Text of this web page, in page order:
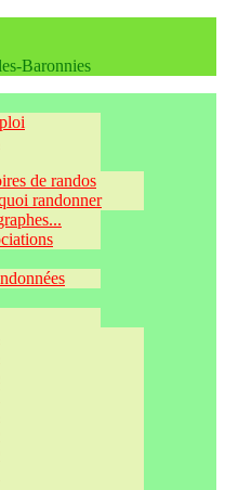
Baronnies
de randos
randonner